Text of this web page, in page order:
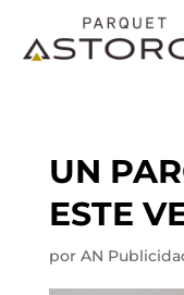
UN
ESTE
por AN